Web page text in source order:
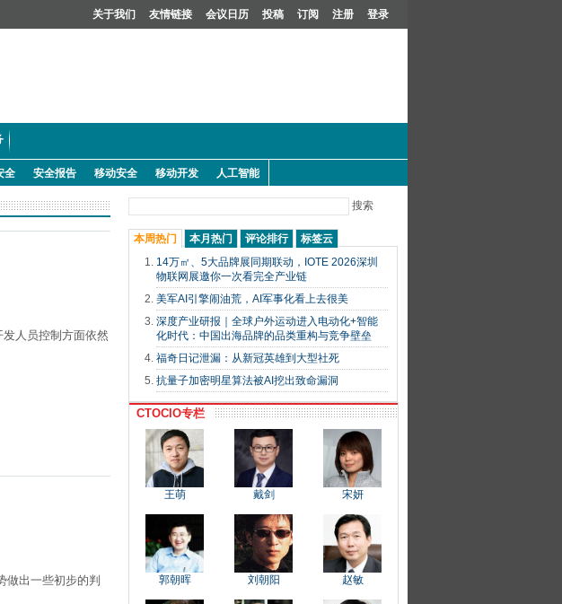
关于我们 友情链接 会议日历 投稿 订阅 注册 登录
全 安全报告 移动安全 移动开发 人工智能
人员控制方面依然
做出一些初步的判
搜索
本周热门 本月热门 评论排行
标签云
14万㎡、5大品牌展同期联动，IOTE 2026深圳
物联网展邀你一次看完全产业链
美军AI引擎闹油荒，AI军事化看上去很美
深度产业研报｜全球户外运动进入电动化+智能
化时代：中国出海品牌的品类重构与竞争壁垒
福奇日记泄漏：从新冠英雄到大型社死
抗量子加密明星算法被AI挖出致命漏洞
CTOCIO专栏
王萌 戴剑 宋妍
郭朝晖 刘朝阳 赵敏